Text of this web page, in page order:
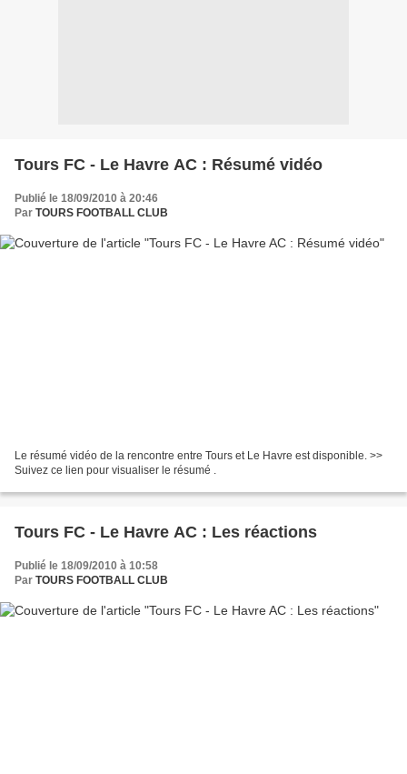
Tours FC - Le Havre AC : Résumé vidéo
Publié le 18/09/2010 à 20:46
Par TOURS FOOTBALL CLUB
Le résumé vidéo de la rencontre entre Tours et Le Havre est disponible. >>
Suivez ce lien pour visualiser le résumé .
Tours FC - Le Havre AC : Les réactions
Publié le 18/09/2010 à 10:58
Par TOURS FOOTBALL CLUB